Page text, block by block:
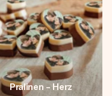
Pralinen - Herz